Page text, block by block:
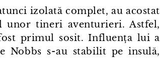
izolată complet, au acostat
unor tineri aventurieri. Astfel,
primul sosit. Influența lui a
Nobbs s⁠-⁠au stabilit pe insulă,